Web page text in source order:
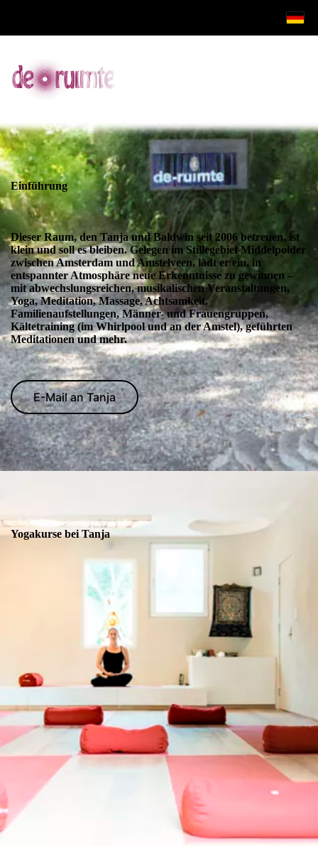
Einführung
Dieser Raum, den Tanja und Baldwin seit 2006 betreuen, ist
klein und soll es bleiben. Gelegen im Stillegebiet Middelpolder
zwischen Amsterdam und Amstelveen, lädt er ein, in
entspannter Atmosphäre neue Erkenntnisse zu gewinnen –
mit abwechslungsreichen, musikalischen Veranstaltungen,
Yoga, Meditation, Massage, Achtsamkeit,
Familienaufstellungen, Männer- und Frauengruppen,
Kältetraining (im Whirlpool und an der Amstel), geführten
Meditationen und mehr.
E-Mail an Tanja
Yogakurse bei Tanja